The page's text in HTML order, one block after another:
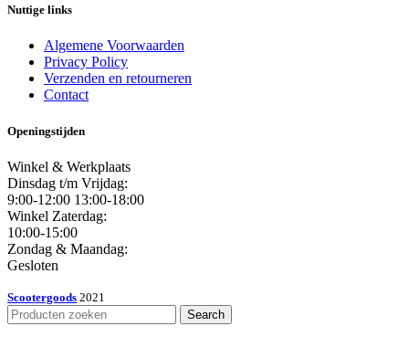
Nuttige links
Algemene Voorwaarden
Privacy Policy
Verzenden en retourneren
Contact
Openingstijden
Winkel & Werkplaats
Dinsdag t/m Vrijdag:
9:00-12:00 13:00-18:00
Winkel Zaterdag:
10:00-15:00
Zondag & Maandag:
Gesloten
Scootergoods 2021
Search